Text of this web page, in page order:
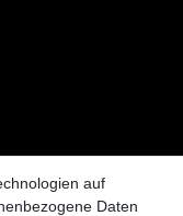
auf
Daten